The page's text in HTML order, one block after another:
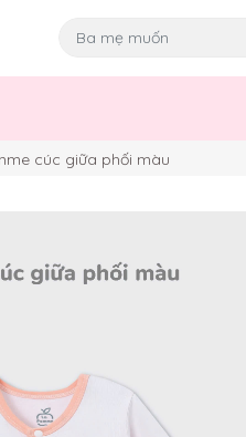
cúc giữa phối màu